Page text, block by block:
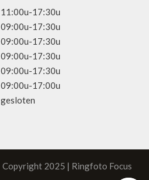
11:00u-17:30u
09:00u-17:30u
09:00u-17:30u
09:00u-17:30u
09:00u-17:30u
09:00u-17:00u
gesloten
Copyright 2025 | Ringfoto Focus